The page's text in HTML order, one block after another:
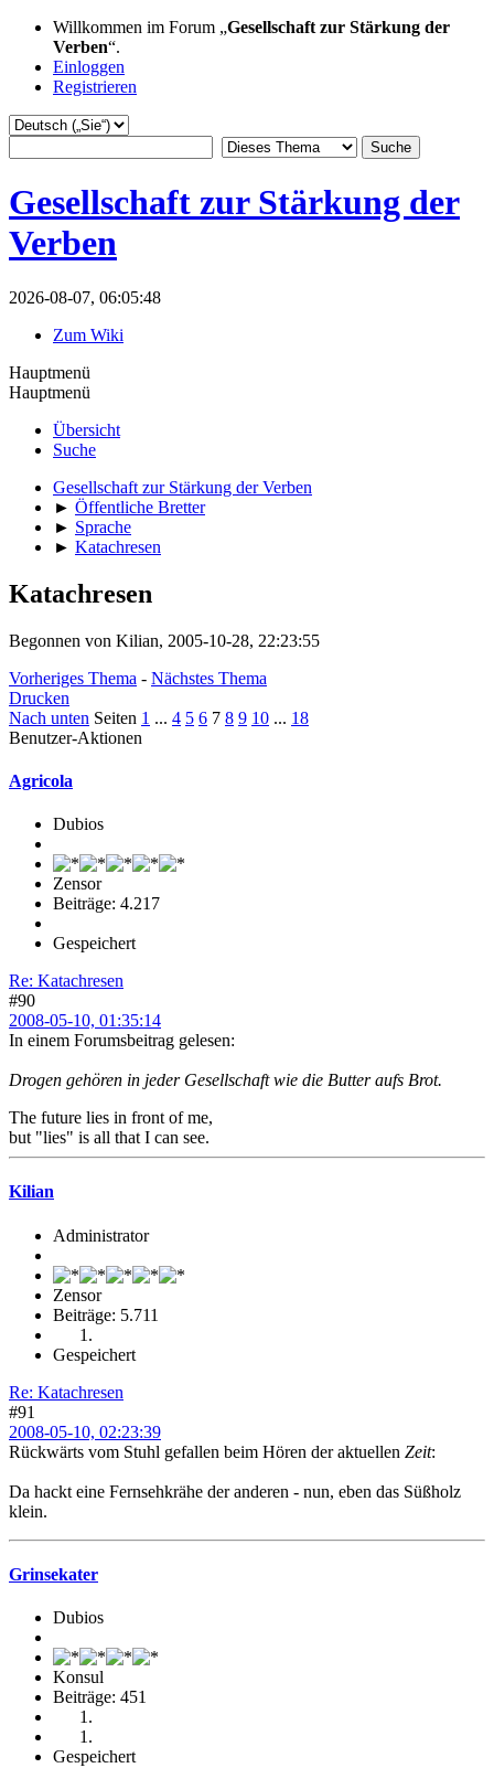
Willkommen im Forum „Gesellschaft zur Stärkung der
Verben“.
Einloggen
Registrieren
Gesellschaft zur Stärkung der
Verben
2026-08-07, 06:05:48
Zum Wiki
Hauptmenü
Hauptmenü
Übersicht
Suche
Gesellschaft zur Stärkung der Verben
► Öffentliche Bretter
► Sprache
► Katachresen
Katachresen
Begonnen von Kilian, 2005-10-28, 22:23:55
Vorheriges Thema - Nächstes Thema
Drucken
Nach unten Seiten 1 ... 4 5 6 7 8 9 10 ... 18
Benutzer-Aktionen
Agricola
Dubios
Zensor
Beiträge: 4.217
Gespeichert
Re: Katachresen
#90
2008-05-10, 01:35:14
In einem Forumsbeitrag gelesen:
Drogen gehören in jeder Gesellschaft wie die Butter aufs Brot.
The future lies in front of me,
but "lies" is all that I can see.
Kilian
Administrator
Zensor
Beiträge: 5.711
Gespeichert
Re: Katachresen
#91
2008-05-10, 02:23:39
Rückwärts vom Stuhl gefallen beim Hören der aktuellen Zeit:
Da hackt eine Fernsehkrähe der anderen - nun, eben das Süßholz
klein.
Grinsekater
Dubios
Konsul
Beiträge: 451
Gespeichert